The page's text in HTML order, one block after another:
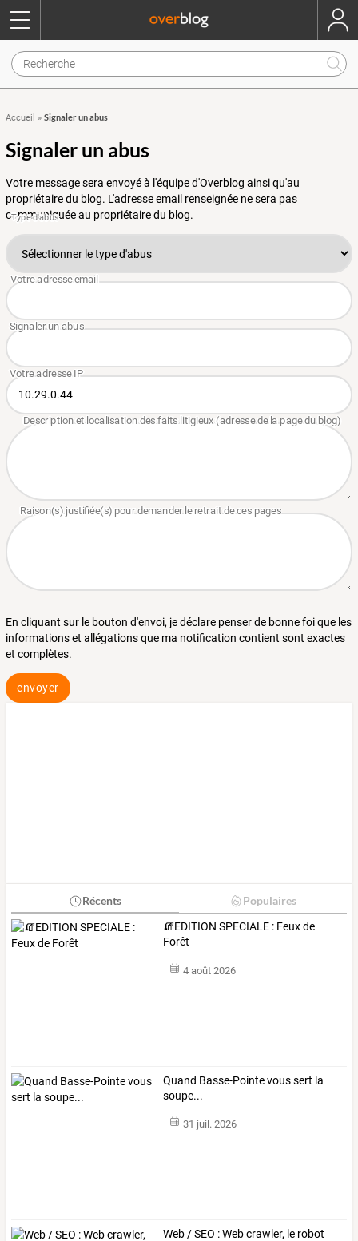
Accueil » Signaler un abus
Signaler un abus
Votre message sera envoyé à l'équipe d'Overblog ainsi qu'au
propriétaire du blog. L'adresse email renseignée ne sera pas
communiquée au propriétaire du blog.
En cliquant sur le bouton d'envoi, je déclare penser de bonne foi que les
informations et allégations que ma notification contient sont exactes
et complètes.
envoyer
Récents Populaires
🧯EDITION SPECIALE : Feux de
Forêt
4 août 2026
Quand Basse-Pointe vous sert la
soupe...
31 juil. 2026
Web /SEO :Webcrawler, le robot